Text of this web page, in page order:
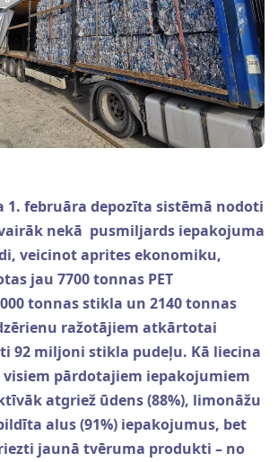
1. februāra depozīta sistēmā nodoti
nekā pusmiljards iepakojuma
veicinot aprites ekonomiku,
jau 7700 tonnas PET
tonnas stikla un 2140 tonnas
ražotājiem atkārtotai
92 miljoni stikla pudeļu. Kā liecina
pārdotajiem iepakojumiem
atgriež ūdens(88%), limonāžu
alus (91%) iepakojumus, bet
jaunā tvēruma produkti – no